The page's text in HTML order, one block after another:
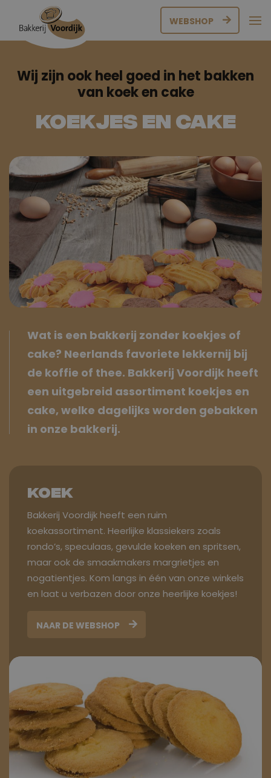
WEBSHOP
Wij zijn ook heel goed in het bakken
van koek en cake
Koekjes en cake
Wat is een bakkerij zonder koekjes of
cake? Neerlands favoriete lekkernij bij
de koffie of thee. Bakkerij Voordijk heeft
een uitgebreid assortiment koekjes en
cake, welke dagelijks worden gebakken
in onze bakkerij.
Koek
Bakkerij Voordijk heeft een ruim
koekassortiment. Heerlijke klassiekers zoals
rondo’s, speculaas, gevulde koeken en spritsen,
maar ook de smaakmakers margrietjes en
nogatientjes. Kom langs in één van onze winkels
en laat u verbazen door onze heerlijke koekjes!
NAAR DE WEBSHOP